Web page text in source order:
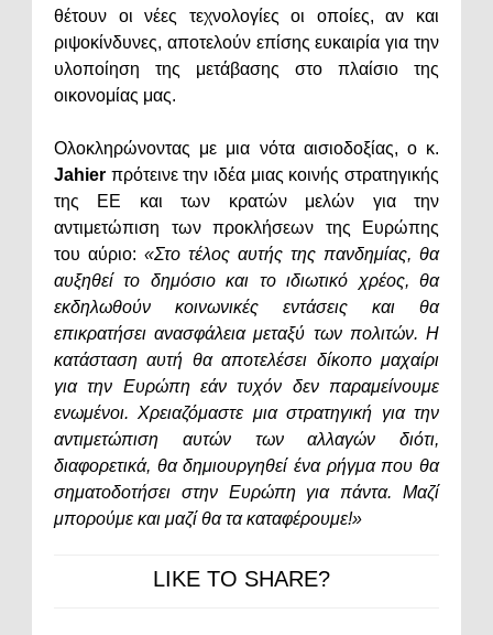
θέτουν οι νέες τεχνολογίες οι οποίες, αν και
ριψοκίνδυνες, αποτελούν επίσης ευκαιρία για την
υλοποίηση της μετάβασης στο πλαίσιο της
οικονομίας μας.
Ολοκληρώνοντας με μια νότα αισιοδοξίας, ο κ.
Jahier πρότεινε την ιδέα μιας κοινής στρατηγικής
της ΕΕ και των κρατών μελών για την
αντιμετώπιση των προκλήσεων της Ευρώπης
του αύριο: «Στο τέλος αυτής της πανδημίας, θα
αυξηθεί το δημόσιο και το ιδιωτικό χρέος, θα
εκδηλωθούν κοινωνικές εντάσεις και θα
επικρατήσει ανασφάλεια μεταξύ των πολιτών. Η
κατάσταση αυτή θα αποτελέσει δίκοπο μαχαίρι
για την Ευρώπη εάν τυχόν δεν παραμείνουμε
ενωμένοι. Χρειαζόμαστε μια στρατηγική για την
αντιμετώπιση αυτών των αλλαγών διότι,
διαφορετικά, θα δημιουργηθεί ένα ρήγμα που θα
σηματοδοτήσει στην Ευρώπη για πάντα. Μαζί
μπορούμε και μαζί θα τα καταφέρουμε!»
LIKE TO SHARE?